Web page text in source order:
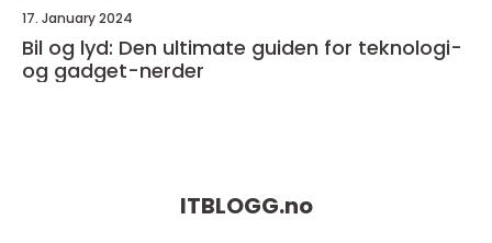
17. January 2024
Bil og lyd: Den ultimate guiden for teknologi-
og gadget-nerder
ITBLOGG.no